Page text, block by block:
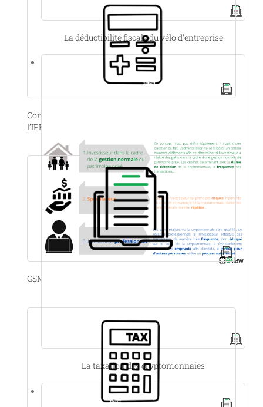
La déductibilité fiscale du vélo d’entreprise
La taxation des cryptomonnaies
Comment les revenus immobiliers sont-ils taxés à
l’IPP ?
GSM de société avec abonnement